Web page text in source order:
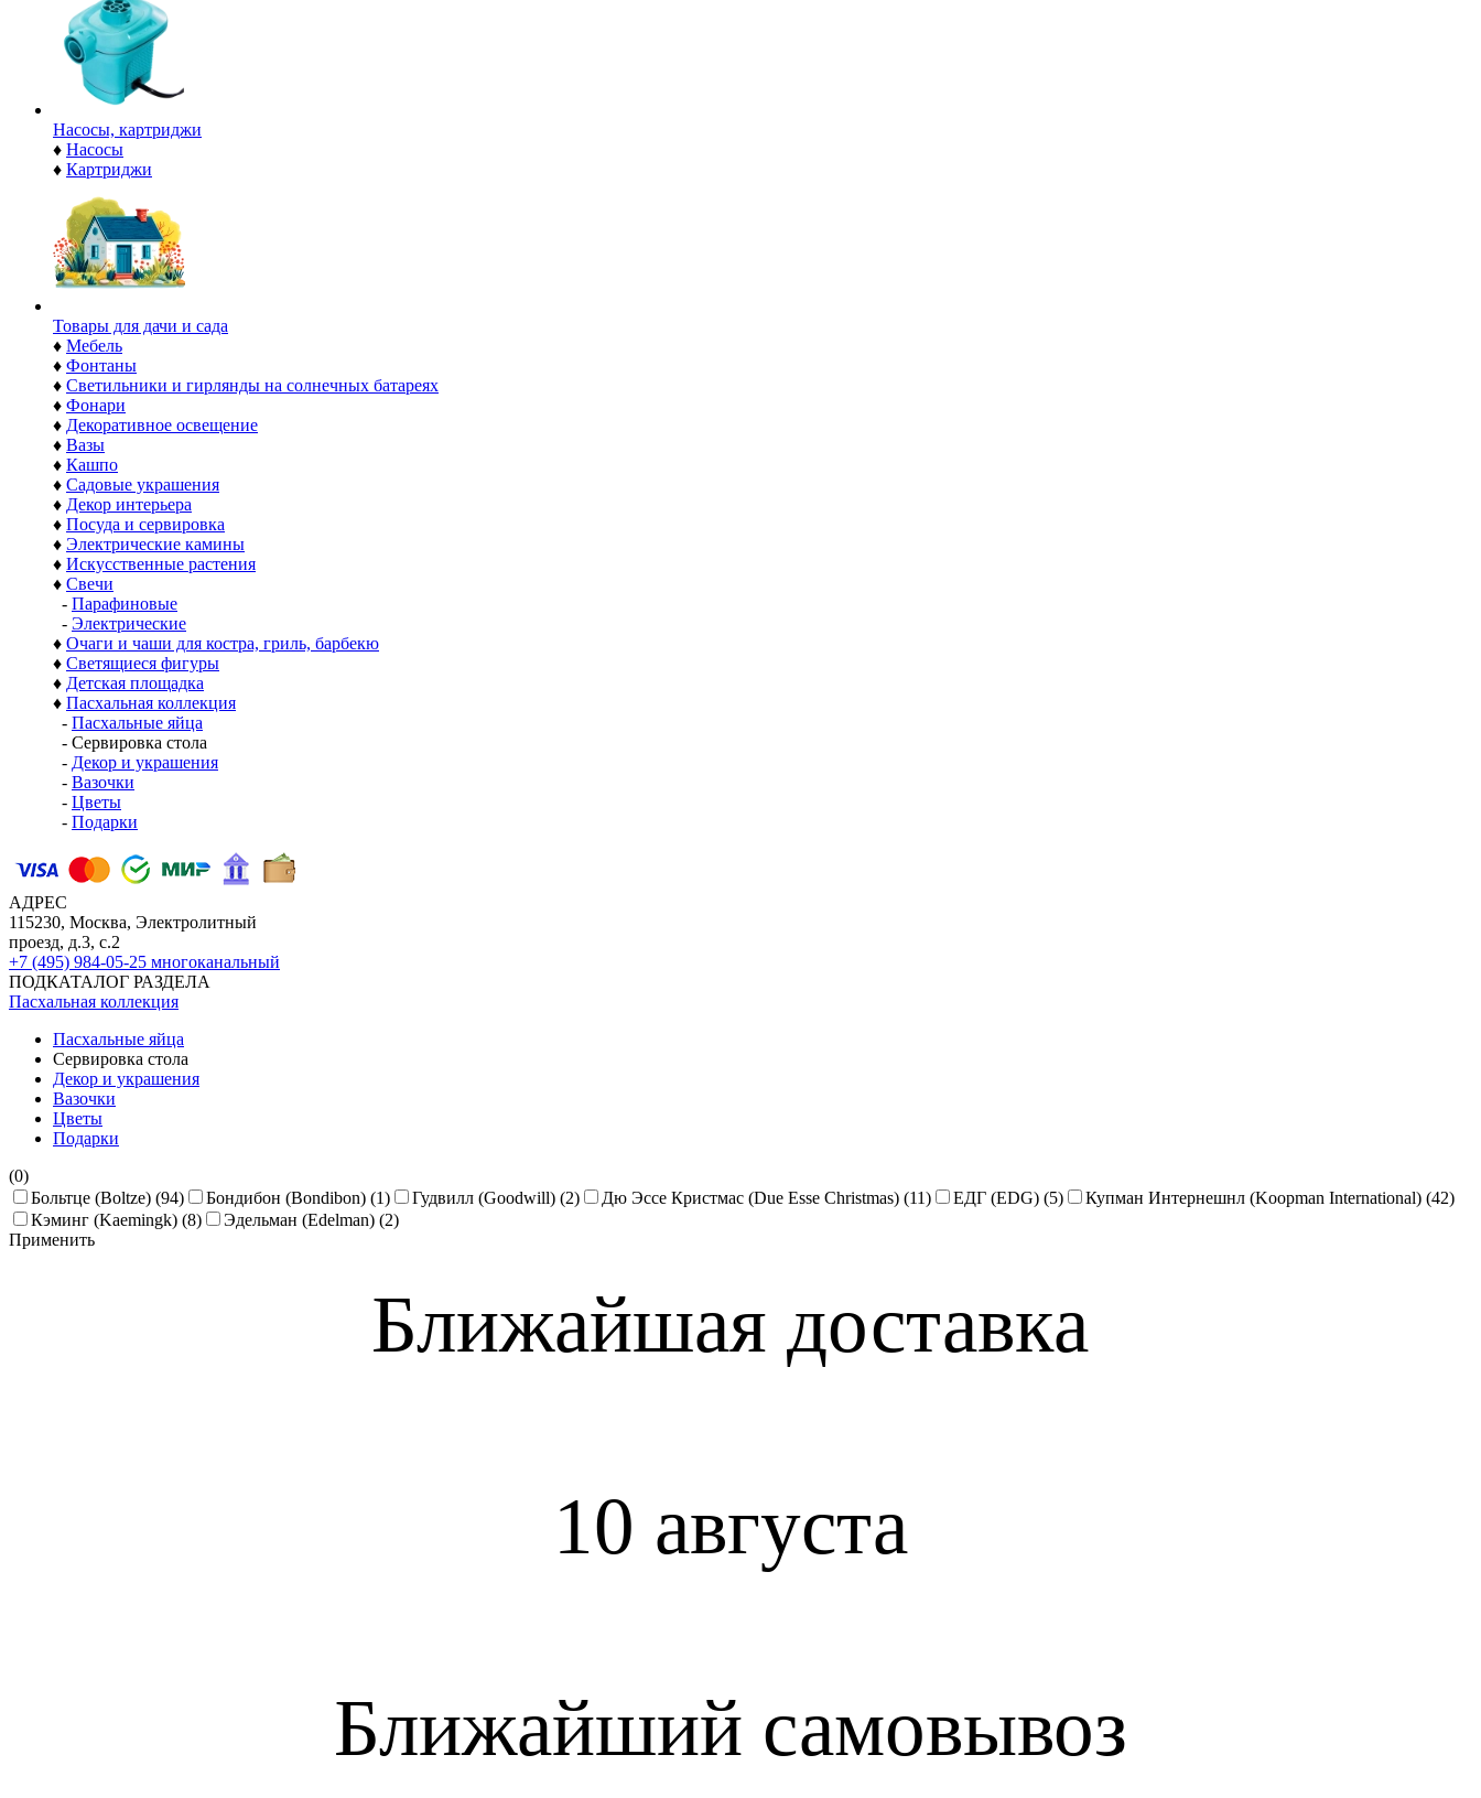
Насосы, картриджи
♦ Насосы
♦ Картриджи
Товары для дачи и сада
♦ Мебель
♦ Фонтаны
♦ Светильники и гирлянды на солнечных батареях
♦ Фонари
♦ Декоративное освещение
♦ Вазы
♦ Кашпо
♦ Садовые украшения
♦ Декор интерьера
♦ Посуда и сервировка
♦ Электрические камины
♦ Искусственные растения
♦ Свечи
- Парафиновые
- Электрические
♦ Очаги и чаши для костра, гриль, барбекю
♦ Светящиеся фигуры
♦ Детская площадка
♦ Пасхальная коллекция
- Пасхальные яйца
- Сервировка стола
- Декор и украшения
- Вазочки
- Цветы
- Подарки
АДРЕС
115230, Москва, Электролитный
проезд, д.3, с.2
+7 (495) 984-05-25 многоканальный
ПОДКАТАЛОГ РАЗДЕЛА
Пасхальная коллекция
Пасхальные яйца
Сервировка стола
Декор и украшения
Вазочки
Цветы
Подарки
(0)
Больтце (Boltze) (94)
Бондибон (Bondibon) (1) Гудвилл (Goodwill) (2) Дю Эссе Кристмас (Due Esse Christmas) (11) ЕДГ (EDG) (5)
Купман Интернешнл (Koopman International) (42)
Кэминг (Kaemingk) (8)
Эдельман (Edelman) (2)
Применить
Ближайшая доставкa
10 августа
Ближайший самовывоз